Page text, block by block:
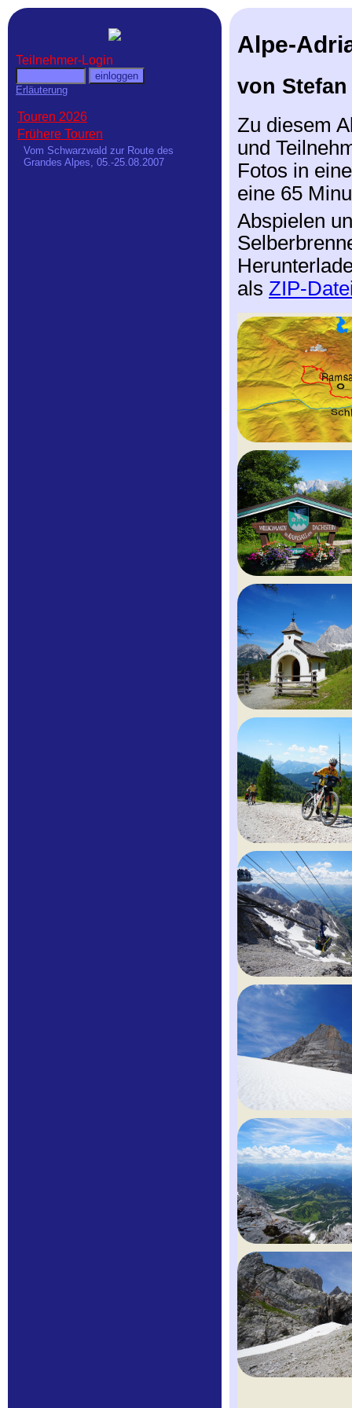
Alpe-
von
Zu diesem
und
Fotos in
eine 65
Abspielen
als ZIP-
Teilnehmer-Login
Erläuterung
Touren 2026
Frühere Touren
Vom Schwarzwald zur Route des
Grandes Alpes, 05.-25.08.2007